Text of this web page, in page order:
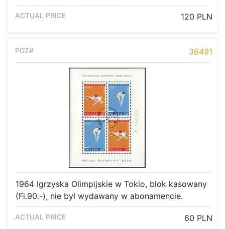
120 PLN
36491
1964 Igrzyska Olimpijskie w Tokio, blok kasowany
(Fi.90.-), nie był wydawany w abonamencie.
60 PLN